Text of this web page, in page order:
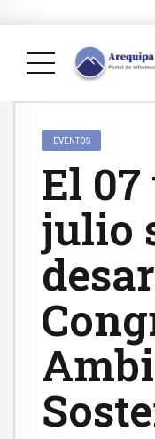
EVENTOS
El 07
julio